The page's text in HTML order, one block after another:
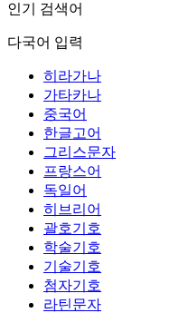
인기 검색어
다국어 입력
히라가나
가타카나
중국어
한글고어
그리스문자
프랑스어
독일어
히브리어
괄호기호
학술기호
기술기호
첨자기호
라틴문자